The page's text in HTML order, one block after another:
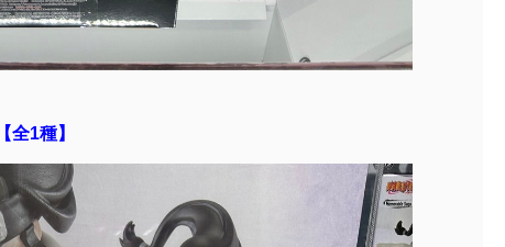
全1種】